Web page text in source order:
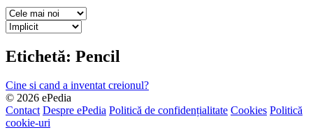
Etichetă: Pencil
Cine si cand a inventat creionul?
© 2026 ePedia
Contact Despre ePedia Politică de confidențialitate Cookies Politică
cookie-uri